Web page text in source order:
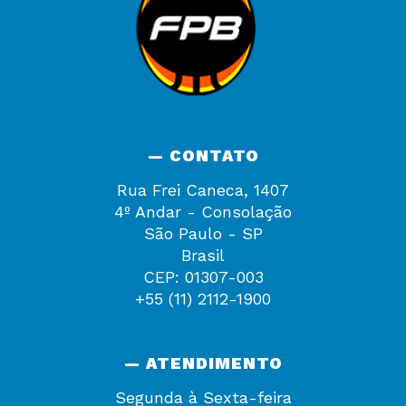
— CONTATO
Rua Frei Caneca, 1407
4º Andar - Consolação
São Paulo - SP
Brasil
CEP: 01307-003
+55 (11) 2112-1900
— ATENDIMENTO
Segunda à Sexta-feira